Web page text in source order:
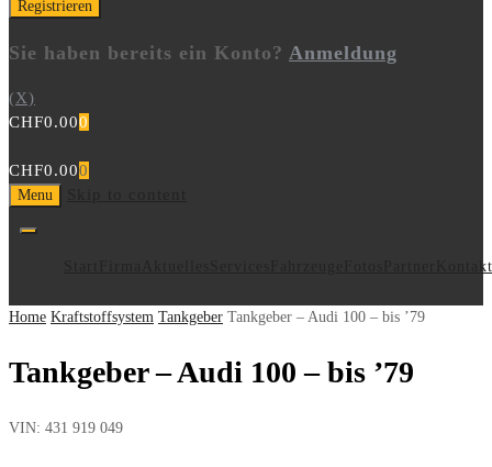
Sie haben bereits ein Konto? Anmeldung
(X)
CHF0.000
CHF0.000
Menu
Kontakt
Home Kraftstoffsystem Tankgeber Tankgeber – Audi 100 – bis ’79
Tankgeber – Audi 100 – bis ’79
VIN: 431 919 049